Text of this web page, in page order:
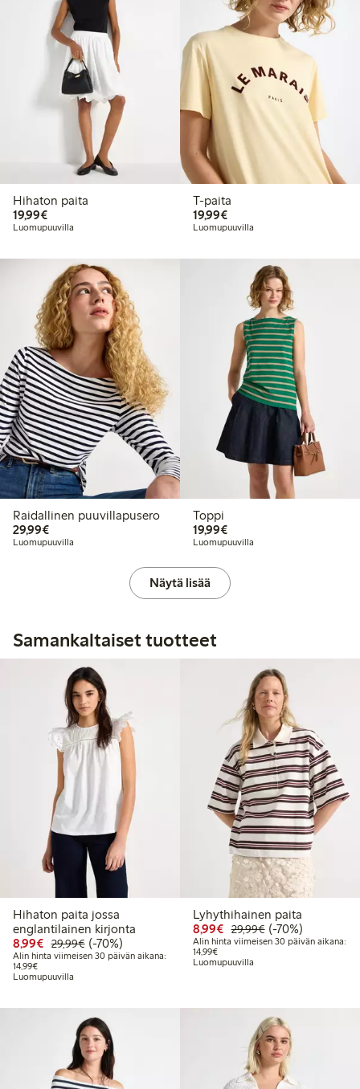
Hihaton paita
19,99€19,99 €
Luomupuuvilla
T-paita
19,99€19,99 €
Luomupuuvilla
Raidallinen puuvillapusero
29,99€29,99 €
Luomupuuvilla
Toppi
19,99€19,99 €
Luomupuuvilla
Näytä lisää
Samankaltaiset tuotteet
Hihaton paita jossa
englantilainen kirjonta
8,99€ Alennettu hinta: 8,99 €
29,99€Normaalihinta: 29,99 €
70% alennus
(-70%)
Alin hinta viimeisen 30 päivän aikana:
14,99€Alin hinta viimeisen 30 päivän aikana: 14,99 €
Luomupuuvilla
Lyhythihainen paita
8,99€ Alennettu hinta: 8,99 €
29,99€Normaalihinta:
70% alennus
(-70%)
Alin hinta viimeisen 30 päivän aikana:
14,99€Alin hinta viimeisen 30 päivän
Luomupuuvilla